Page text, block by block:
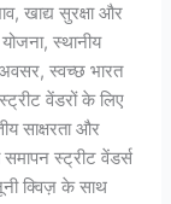
खाद्य सुरक्षा और
स्थानीय
स्वच्छ भारत
वेंडरों के लिए
साक्षरता और
स्ट्रीट वेंडर्स
क्विज़ के साथ